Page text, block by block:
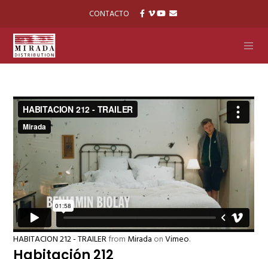
CONTACTO
HABITACION 212 - TRAILERfrom Mirada onVimeo.
Habitación 212